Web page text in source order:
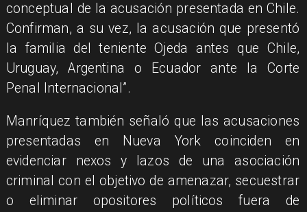
conceptual de la acusación presentada en Chile.
Confirman, a su vez, la acusación que presentó
la familia del teniente Ojeda antes que Chile,
Uruguay, Argentina o Ecuador ante la Corte
Penal Internacional”.
Manríquez también señaló que las acusaciones
presentadas en Nueva York coinciden en
evidenciar nexos y lazos de una asociación
criminal con el objetivo de amenazar, secuestrar
o eliminar opositores políticos fuera de